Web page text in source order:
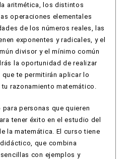
aritmética, los distintos
operaciones elementales
de los números reales, las
exponentes y radicales, y el
divisor y el mínimo común
la oportunidad de realizar
te permitirán aplicar lo
razonamiento matemático.
personas que quieren
tener éxito en el estudio del
la matemática. El curso tiene
que combina
con ejemplos y